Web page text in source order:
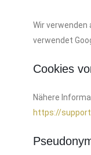
Wir verwenden
verwendet
Cookies
Nähere
https://